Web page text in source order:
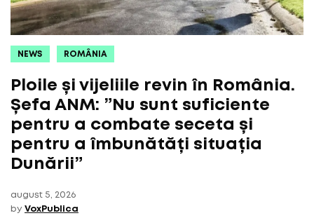
NEWS ROMÂNIA
Ploile și vijeliile revin în România.
Șefa ANM: ”Nu sunt suficiente
pentru a combate seceta și
pentru a îmbunătăți situația
Dunării”
august 5, 2026
by VoxPublica